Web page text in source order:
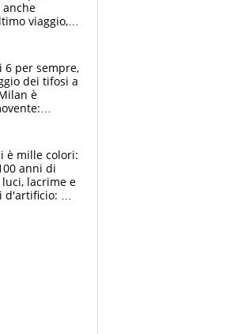
anche
viaggio,
dei tifosi
6 per sempre,
dei tifosi a
è
è mille colori:
anni di
lacrime e
d'artificio: De